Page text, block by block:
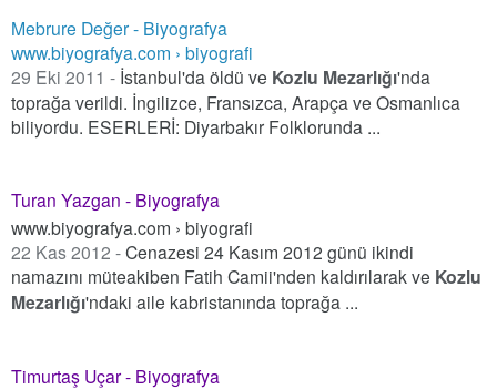
Mebrure Değer - Biyografya
www.biyografya.com › biyografi
29 Eki 2011 - İstanbul'da öldü ve Kozlu Mezarlığı'nda
toprağa verildi. İngilizce, Fransızca, Arapça ve Osmanlıca
biliyordu. ESERLERİ: Diyarbakır Folklorunda ...
Turan Yazgan - Biyografya
www.biyografya.com › biyografi
22 Kas 2012 -Cenazesi 24 Kasım 2012 günü ikindi
namazını müteakiben Fatih Camii'nden kaldırılarak ve Kozlu
Mezarlığı'ndaki aile kabristanında toprağa ...
Timurtaş Uçar - Biyografya